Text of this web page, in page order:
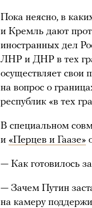
Пока неясно, в
и Кремль дают
иностранных дел
ЛНР и ДНР в тех
осуществляет
на вопрос о
республик «в тех
В специальном
и «Перцев и Гаазе»
— Как готовилось
— Зачем Путин
на камеру